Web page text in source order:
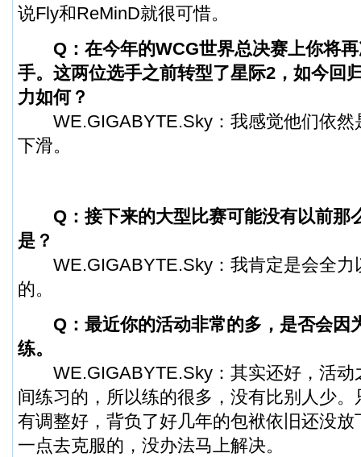
说Fly和ReMinD就很可惜。
Q：在今年的WCG世界总决赛上你将
手。这两位选手之前转型了星际2 ，如今回
力如何？
WE.GIGABYTE.Sky：我感觉他们依然
下滑。
Q：接下来的大型比赛可能没有以前那
是？
WE.GIGABYTE.Sky：我肯定是会全力
的。
Q：最近你的活动非常的多，是否会因
练。
WE.GIGABYTE.Sky：其实还好，活动
间练习的，所以练的很多，没有比别人少
有调整好，背负了好几年的包袱依旧还没
一点去克服的，没办法马上解决。